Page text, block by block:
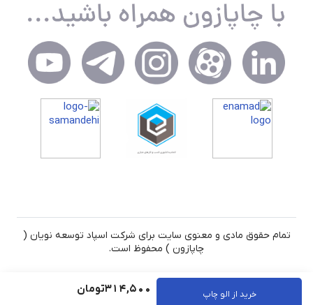
خرید از الو چاپ 314,500تومان
تمام حقوق مادی و معنوی سایت برای شرکت اسپاد توسعه نویان (
چاپازون ) محفوظ است.